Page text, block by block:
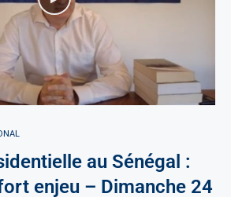
au Sénégal :
enjeu – Dimanche 24